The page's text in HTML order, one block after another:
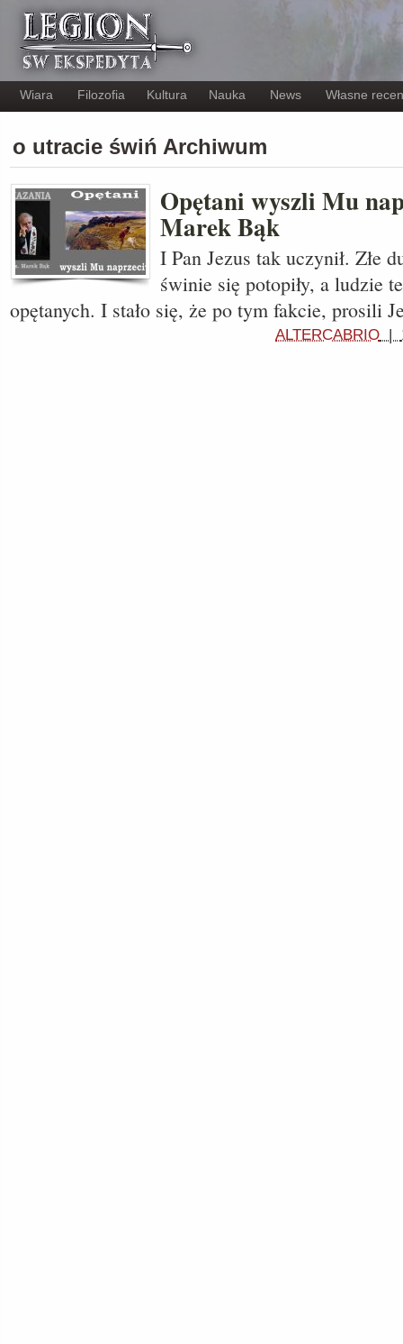
Wiara Filozofia Kultura Nauka News Własne
o utracie świń Archiwum
Opętani wyszli Mu
Marek Bąk
I Pan Jezus tak uczynił. Złe
świnie się potopiły, a ludzie
opętanych. I stało się, że po tym fakcie, prosili
ALTERCABRIO |